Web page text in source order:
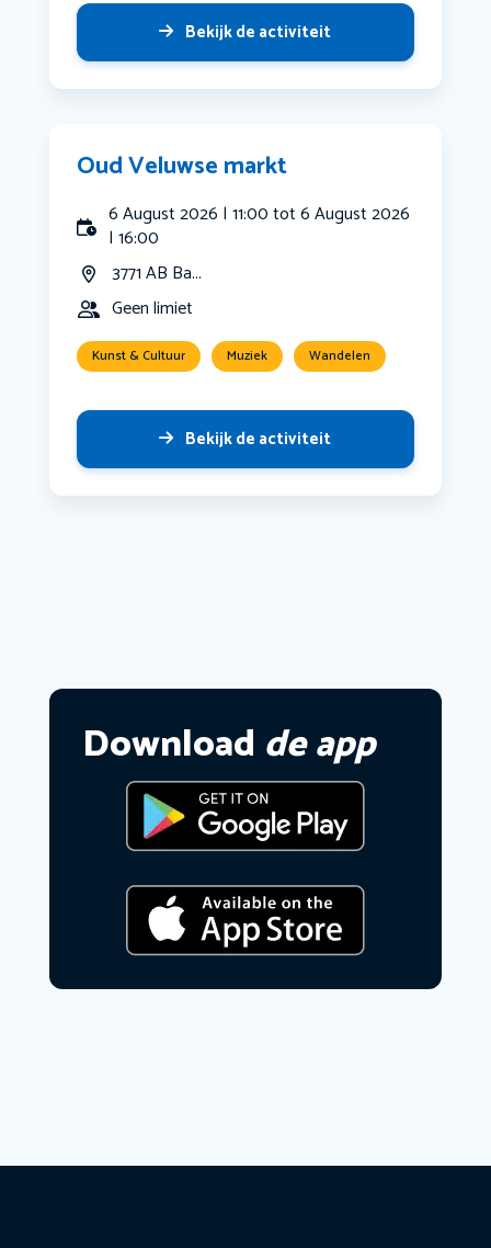
Bekijk de activiteit
Oud Veluwse markt
6 August 2026 | 11:00 tot 6 August 2026
| 16:00
3771 AB Ba...
Geen limiet
Kunst & Cultuur Muziek Wandelen
Bekijk de activiteit
Download de app